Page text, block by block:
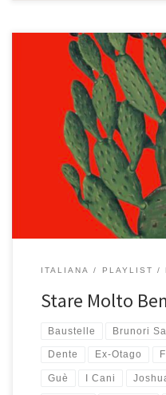
Chiamatela come volete:
dopo Stare Bene a me è
Molto Bene” e quel Molto fa
questa nuova playlist è
già ascoltata diverse volte,
ITALIANA PLAYLIST
Stare Molto
Baustelle Brunori
Dente Ex-Otago
Guè I Cani